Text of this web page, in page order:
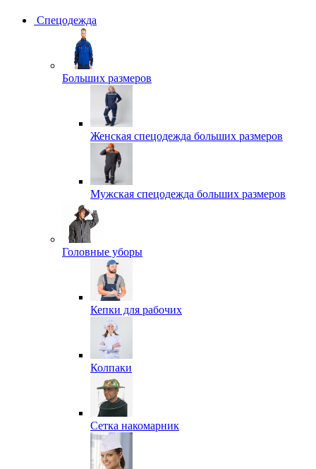
Спецодежда
Больших размеров
Женская спецодежда больших размеров
Мужская спецодежда больших размеров
Головные уборы
Кепки для рабочих
Колпаки
Сетка накомарник